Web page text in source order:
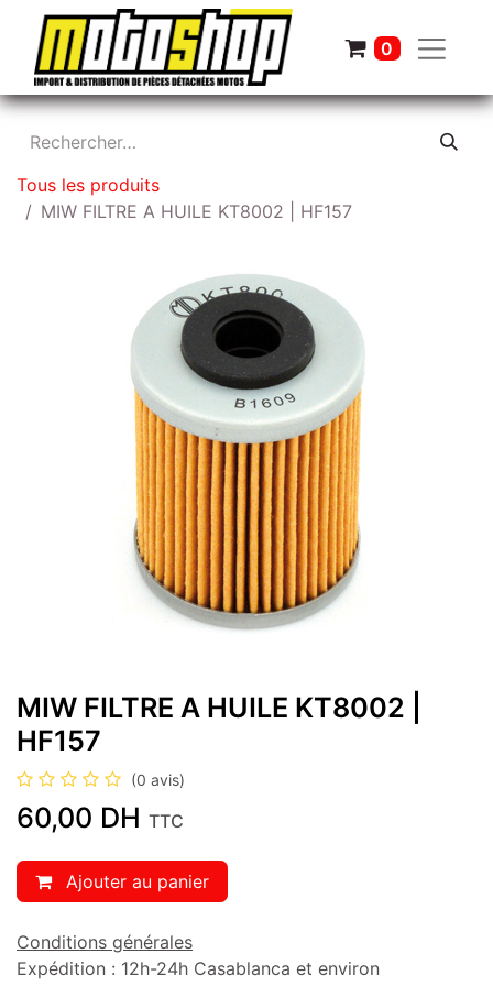
0
Tous les produits
MIW FILTRE A HUILE KT8002 | HF157
MIW FILTRE A HUILE KT8002 |
HF157
(0 avis)
60,00 DH TTC
Ajouter au panier
Conditions générales
Expédition : 12h-24h Casablanca et environ